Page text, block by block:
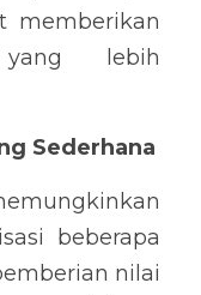
memberikan
lebih
Sederhana
beberapa
nilai